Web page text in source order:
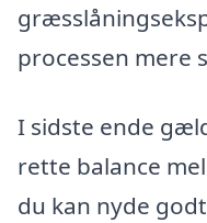
processen mere
I sidste ende
rette balance
du kan nyde